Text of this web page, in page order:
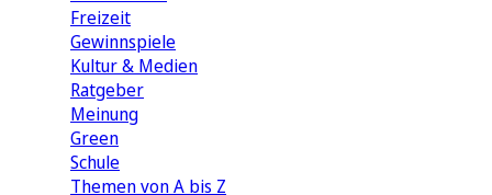
Freizeit
Gewinnspiele
Kultur & Medien
Ratgeber
Meinung
Green
Schule
Themen von A bis Z